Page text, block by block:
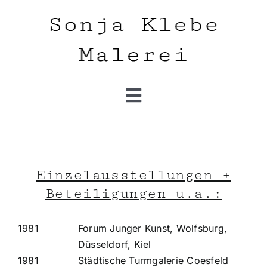
Toggle
Werke
Kontakt
Einzelausstellungen +
Beteiligungen u.a.:
1981
Forum Junger Kunst, Wolfsburg,
Düsseldorf, Kiel
1981
Städtische Turmgalerie Coesfeld